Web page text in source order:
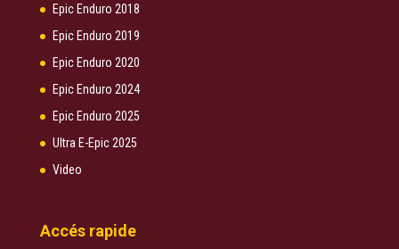
Epic Enduro 2018
Epic Enduro 2019
Epic Enduro 2020
Epic Enduro 2024
Epic Enduro 2025
Ultra E-Epic 2025
Video
Accés rapide